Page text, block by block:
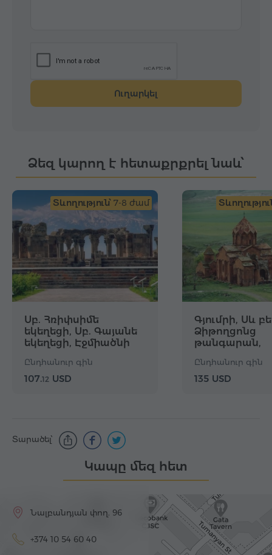
Ուղարկել
Ձեզ կարող է հետաքրքրել նաև՝
Տևողություն՝ 7-8 ժամ
Սբ. Հռիփսիմե
եկեղեցի, Սբ. Գայանե
եկեղեցի, Էջմիածնի
Սարդարապատի
հուշահամալիր և
Ընդհանուր գին
107.12 USD
Գյումրի, Սև
Ձիթողցոնց
թանգարան,
Ընդհանուր գին
135 USD
Տարածել՝
Կապը մեզ հետ
Նալբանդյան փող. 96
+374 10 54 60 40